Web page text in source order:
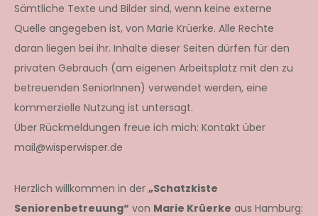
Sämtliche Texte und Bilder sind, wenn keine externe
Quelle angegeben ist, von Marie Krüerke. Alle Rechte
daran liegen bei ihr. Inhalte dieser Seiten dürfen für den
privaten Gebrauch (am eigenen Arbeitsplatz mit den zu
betreuenden SeniorInnen) verwendet werden, eine
kommerzielle Nutzung ist untersagt.
Über Rückmeldungen freue ich mich: Kontakt über
mail@wisperwisper.de
Herzlich willkommen in der „Schatzkiste
Seniorenbetreuung“ von Marie Krüerke aus Hamburg: